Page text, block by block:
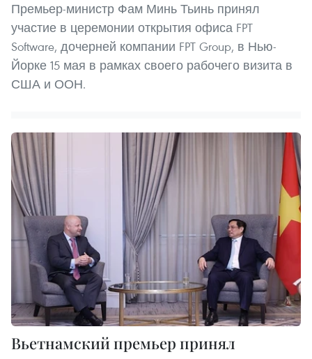
Премьер-министр Фам Минь Тьинь принял
участие в церемонии открытия офиса FPT
Software, дочерней компании FPT Group, в Нью-
Йорке 15 мая в рамках своего рабочего визита в
США и ООН.
Вьетнамский премьер принял